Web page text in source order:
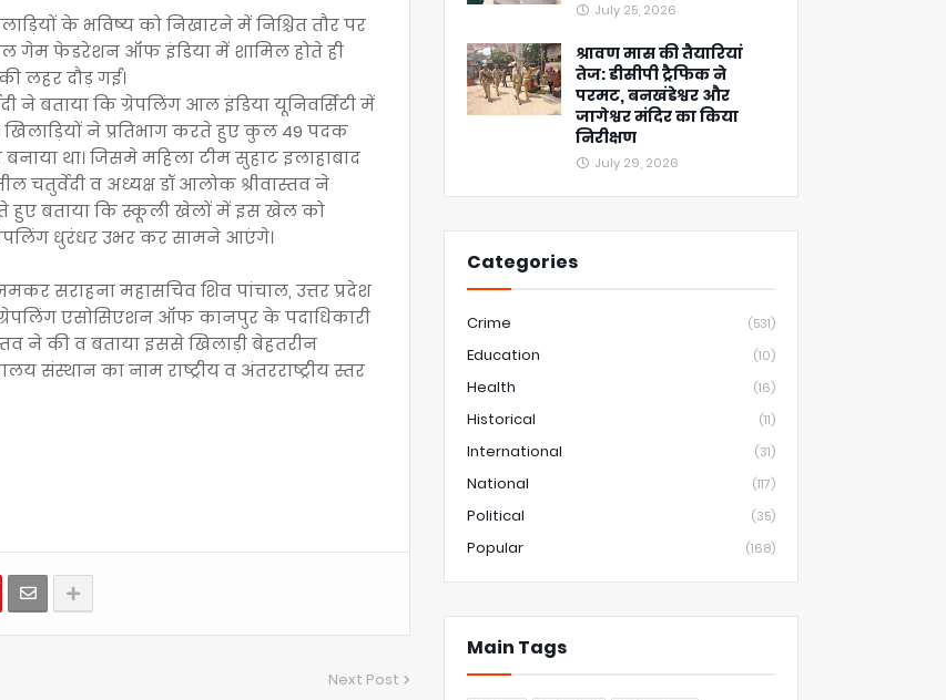
के भविष्य को निखारने में निश्चित तौर पर
गेम फेडरेशन ऑफ इंडिया में शामिल होते ही
लहर दौड़ गई।
बताया कि ग्रेपलिंग आल इंडिया यूनिवर्सिटी में
खिलाड़ियों ने प्रतिभाग करते हुए कुल 49 पदक
बनाया था। जिसमे महिला टीम सुहाट इलाहाबाद
चतुर्वेदी व अध्यक्ष डॉ आलोक श्रीवास्तव ने
हुए बताया कि स्कूली खेलों में इस खेल को
धुरंधर उभर कर सामने आएंगे।
सराहना महासचिव शिव पांचाल, उत्तर प्रदेश
ग्रेपलिंग एसोसिएशन ऑफ कानपुर के पदाधिकारी
ने की व बताया इससे खिलाड़ी बेहतरीन
संस्थान का नाम राष्ट्रीय व अंतरराष्ट्रीय स्तर
Next Post
July 25, 2026
श्रावण मास की तैयारियां
तेज: डीसीपी ट्रैफिक ने
परमट, बनखंडेश्वर और
जागेश्वर मंदिर का किया
निरीक्षण
July 29, 2026
Categories
Crime (531)
Education (10)
Health (16)
Historical (11)
International (31)
National (117)
Political (35)
Popular (168)
Main Tags